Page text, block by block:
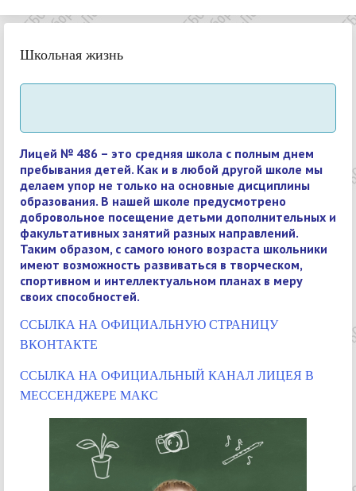
Школьная жизнь
Лицей № 486 – это средняя школа с полным днем
пребывания детей. Как и в любой другой школе мы
делаем упор не только на основные дисциплины
образования. В нашей школе предусмотрено
добровольное посещение детьми дополнительных и
факультативных занятий разных направлений.
Таким образом, с самого юного возраста школьники
имеют возможность развиваться в творческом,
спортивном и интеллектуальном планах в меру
своих способностей.
ССЫЛКА НА ОФИЦИАЛЬНУЮ СТРАНИЦУ
ВКОНТАКТЕ
ССЫЛКА НА ОФИЦИАЛЬНЫЙ КАНАЛ ЛИЦЕЯ В
МЕССЕНДЖЕРЕ МАКС